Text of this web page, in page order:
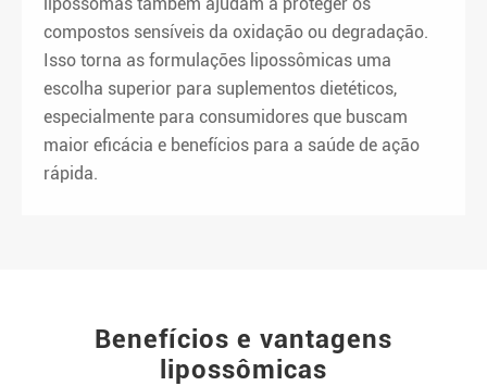
compostos sensíveis da oxidação ou degradação.
Isso torna as formulações lipossômicas uma
escolha superior para suplementos dietéticos,
especialmente para consumidores que buscam
maior eficácia e benefícios para a saúde de ação
rápida.
Benefícios e vantagens
lipossômicas